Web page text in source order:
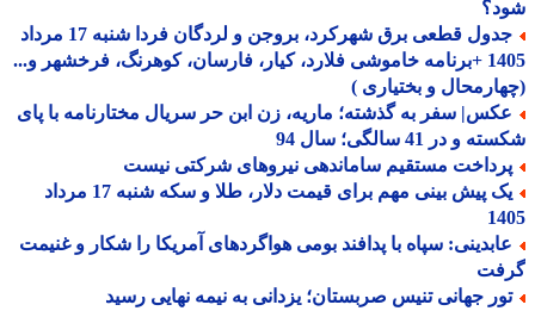
جدول قطعی برق شهرکرد، بروجن و لردگان فردا شنبه 17 مرداد
1405 +برنامه خاموشی فلارد، کیار، فارسان، کوهرنگ، فرخشهر و...
و بختیاری )
سفر به گذشته؛ ماریه، زن ابن حر سریال مختارنامه با پای
و در 41 سالگی؛ سال 94
مستقیم ساماندهی نیروهای شرکتی نیست
یک پیش بینی مهم برای قیمت دلار، طلا و سکه شنبه 17 مرداد
سپاه با پدافند بومی هواگردهای آمریکا را شکار و غنیمت
جهانی تنیس صربستان؛ یزدانی به نیمه نهایی رسید